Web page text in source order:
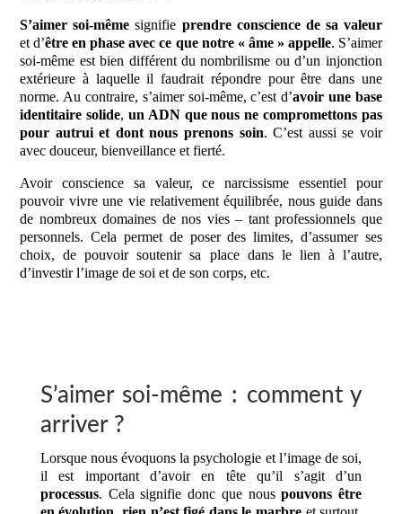
S’aimer soi-même signifie prendre conscience de sa valeur
et d’être en phase avec ce que notre « âme » appelle. S’aimer
soi-même est bien différent du nombrilisme ou d’un injonction
extérieure à laquelle il faudrait répondre pour être dans une
norme. Au contraire, s’aimer soi-même, c’est d’avoir une base
identitaire solide, un ADN que nous ne compromettons pas
pour autrui et dont nous prenons soin. C’est aussi se voir
avec douceur, bienveillance et fierté.
Avoir conscience sa valeur, ce narcissisme essentiel pour
pouvoir vivre une vie relativement équilibrée, nous guide dans
de nombreux domaines de nos vies – tant professionnels que
personnels. Cela permet de poser des limites, d’assumer ses
choix, de pouvoir soutenir sa place dans le lien à l’autre,
d’investir l’image de soi et de son corps, etc.
S’aimer soi-même : comment y
arriver ?
Lorsque nous évoquons la psychologie et l’image de soi,
il est important d’avoir en tête qu’il s’agit d’un
processus. Cela signifie donc que nouspouvons être